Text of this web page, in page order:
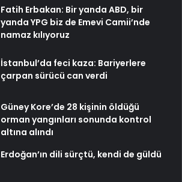
Fatih Erbakan: Bir yanda ABD, bir
yanda YPG biz de Emevi Camii’nde
namaz kılıyoruz
İstanbul’da feci kaza: Bariyerlere
çarpan sürücü can verdi
Güney Kore’de 28 kişinin öldüğü
orman yangınları sonunda kontrol
altına alındı
Erdoğan’ın dili sürçtü, kendi de güldü